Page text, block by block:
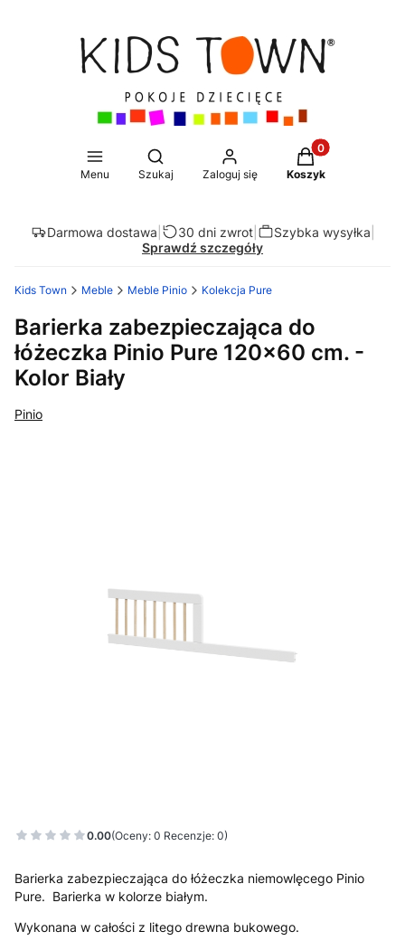
Menu
Otwórz wyszukiwarkę
Szukaj Zaloguj się
Produkty w
Koszyk
Darmowa dostawa 30 dni zwrot| Szybka wysyłka
Sprawdź szczegóły
Kids Town Meble Meble Pinio Kolekcja Pure
Barierka zabezpieczająca do
łóżeczka Pinio Pure 120x60 cm. -
Kolor Biały
Pinio
0.00(Oceny: 0 Recenzje: 0)
Barierka zabezpieczająca do łóżeczka niemowlęcego Pinio
Pure. Barierka w kolorze białym.
Wykonana w całości z litego drewna bukowego.